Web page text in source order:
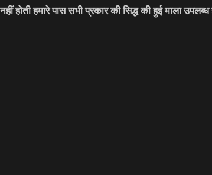
होती हमारे पास सभी प्रकार की सिद्ध की हुई माला